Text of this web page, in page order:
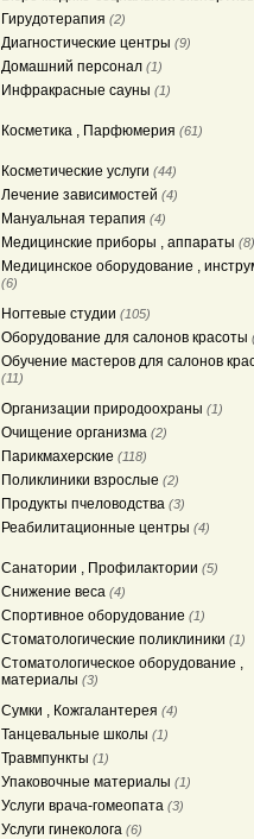
Гирудотерапия (2)
Диагностические центры (9)
Домашний персонал (1)
Инфракрасные сауны (1)
Косметика , Парфюмерия (61)
Косметические услуги (44)
Лечение зависимостей (4)
Мануальная терапия (4)
Медицинские приборы , аппараты (8)
Медицинское оборудование ,
(6)
Ногтевые студии (105)
Оборудование для салонов красоты
Обучение мастеров для салонов
(11)
Организации природоохраны (1)
Очищение организма (2)
Парикмахерские (118)
Поликлиники взрослые (2)
Продукты пчеловодства (3)
Реабилитационные центры (4)
Санатории , Профилактории (5)
Снижение веса (4)
Спортивное оборудование (1)
Стоматологические поликлиники (1)
Стоматологическое оборудование ,
материалы (3)
Сумки , Кожгалантерея (4)
Танцевальные школы (1)
Травмпункты (1)
Упаковочные материалы (1)
Услуги врача-гомеопата (3)
Услуги гинеколога (6)